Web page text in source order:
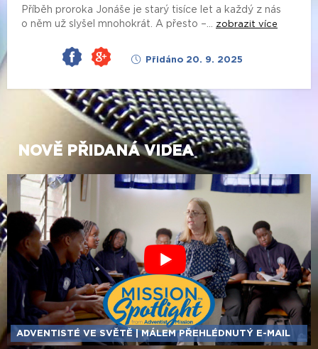
Příběh proroka Jonáše je starý tisíce let a každý z nás
o něm už slyšel mnohokrát. A přesto –...
zobrazit více
Přidáno 20. 9. 2025
NOVĚ PŘIDANÁ VIDEA
ADVENTISTÉ VE SVĚTĚ | MÁLEM PŘEHLÉDNUTÝ E-MAIL